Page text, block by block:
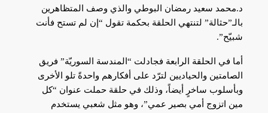
د.محمد سعيد رمضان البوطي والذي وصف المتظاهرين
بالـ”حثالة” لتنتهي الحلقة بحكمة تقول “إن لم تستح فأنت
شبيّح”.
أما في الحلقة الرابعة فجادلت “المندسة السوريّة” فريق
الصامتين والحياديين لترّد على أفكارهم واحدةً تلو الأخرى
وبأسلوب ساخرٍ أيضاً، وذلك في حلقة حملت عنوان “كل
مين اتزوج أمي بصير عمي”، وهو مثل شعبي يستخدم